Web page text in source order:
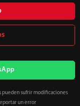
pueden sufrir modificaciones
un error